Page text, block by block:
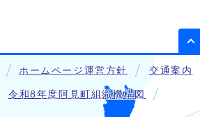
ホームページ運営方針 交通案内
令和8年度阿見町組織機構図